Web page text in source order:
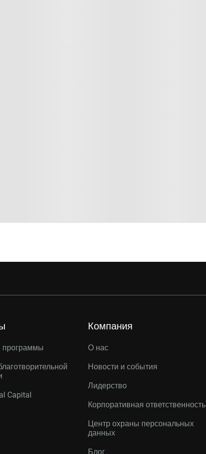
программы
Capital
Компания
О нас
Новости и события
Лидерство
Корпоративная ответственность
Центр охраны персональных
данных
Блог